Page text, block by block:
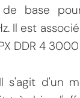
base
Il est
DDR 4 3000
s'agit d'un